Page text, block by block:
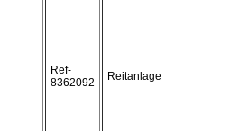
Ref-
8362092
Reitanlage